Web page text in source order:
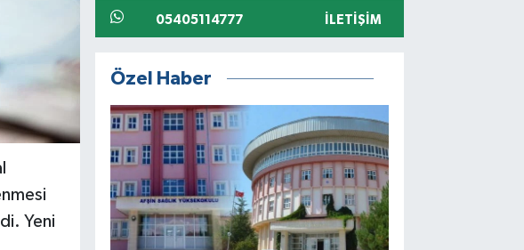
Yeni
05405114777 İLETIŞIM
Özel Haber